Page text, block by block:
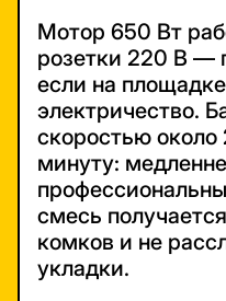
Мотор 650 Вт
розетки 220 В —
если на
электричество.
скоростью около
минуту:
смесь
комков и не
укладки.